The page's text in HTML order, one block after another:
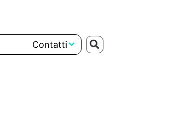
Contatti